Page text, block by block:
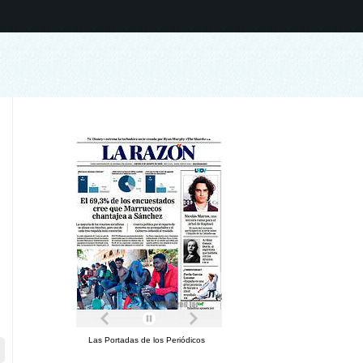
Las Portadas de los Periódicos